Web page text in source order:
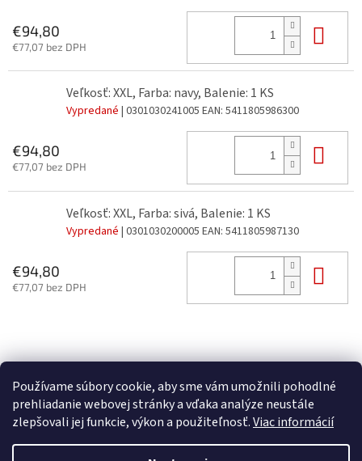
Používame súbory cookie, aby sme vám umožnili pohodlné
prehliadanie webovej stránky a vďaka analýze neustále
zlepšovali jej funkcie, výkon a použiteľnosť.Viac informácií
€94,80
€77,07 bez DPH
Veľkosť: XXL, Farba: navy, Balenie: 1 KS
Vypredané | 0301030241005 EAN: 5411805986300
€94,80
€77,07 bez DPH
Veľkosť: XXL, Farba: sivá, Balenie: 1 KS
Vypredané | 0301030200005 EAN: 5411805987130
€94,80
€77,07 bez DPH
á